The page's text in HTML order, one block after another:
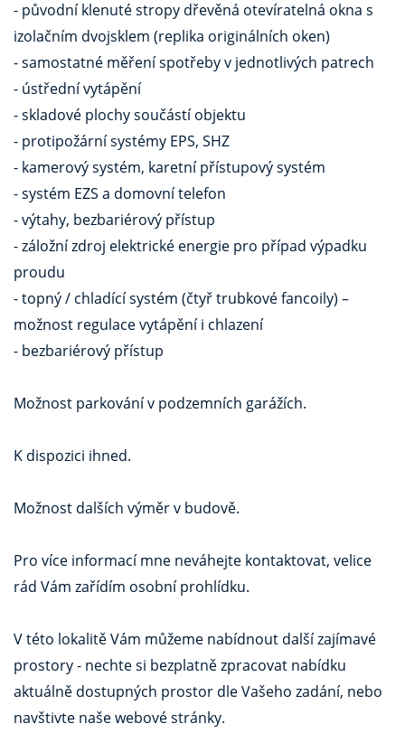
- původní klenuté stropy dřevěná otevíratelná okna s
izolačním dvojsklem (replika originálních oken)
- samostatné měření spotřeby v jednotlivých patrech
- ústřední vytápění
- skladové plochy součástí objektu
- protipožární systémy EPS, SHZ
- kamerový systém, karetní přístupový systém
- systém EZS a domovní telefon
- výtahy, bezbariérový přístup
- záložní zdroj elektrické energie pro případ výpadku
proudu
- topný / chladící systém (čtyř trubkové fancoily) –
možnost regulace vytápění i chlazení
- bezbariérový přístup
Možnost parkování v podzemních garážích.
K dispozici ihned.
Možnost dalších výměr v budově.
Pro více informací mne neváhejte kontaktovat, velice
rád Vám zařídím osobní prohlídku.
V této lokalitě Vám můžeme nabídnout další zajímavé
prostory - nechte si bezplatně zpracovat nabídku
aktuálně dostupných prostor dle Vašeho zadání, nebo
navštivte naše webové stránky.